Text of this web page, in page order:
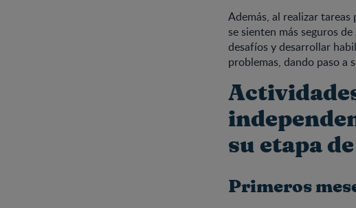
Además, al realizar
se sienten más seguros
desafíos y desarrollar
problemas, dando paso a
su etapa
Primeros